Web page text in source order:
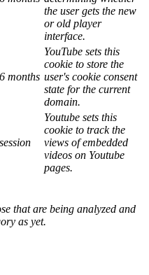
the user gets the new
or old player
interface.
6 months
YouTube sets this
cookie to store the
user's cookie consent
state for the current
domain.
session
Youtube sets this
cookie to track the
views of embedded
videos on Youtube
pages.
that are being analyzed and
as yet.